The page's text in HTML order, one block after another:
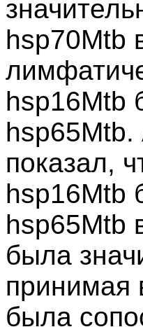
hsp70Mtb
hsp16Mtb
hsp65Mtb.
показал,
hsp16Mtb
hsp65Mtb
была
принимая
была